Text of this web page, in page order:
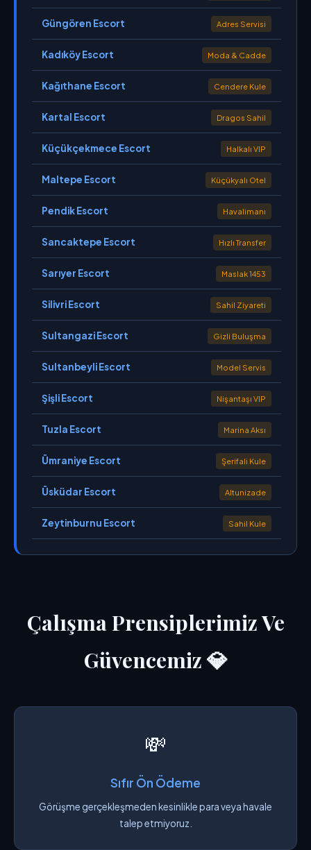
Güngören Escort Adres Servisi
Kadıköy Escort Moda & Cadde
Kağıthane Escort Cendere Kule
Kartal Escort Dragos Sahil
Küçükçekmece Escort Halkalı VIP
Maltepe Escort Küçükyalı Otel
Pendik Escort Havalimanı
Sancaktepe Escort Hızlı Transfer
Sarıyer Escort Maslak 1453
Silivri Escort Sahil Ziyareti
Sultangazi Escort Gizli Buluşma
Sultanbeyli Escort Model Servis
Şişli Escort Nişantaşı VIP
Tuzla Escort Marina Aksı
Ümraniye Escort Şerifali Kule
Üsküdar Escort Altunizade
Zeytinburnu Escort Sahil Kule
Çalışma Prensiplerimiz Ve
Güvencemiz 💎
💸
Sıfır Ön Ödeme
Görüşme gerçekleşmeden kesinlikle para veya havale
talep etmiyoruz.